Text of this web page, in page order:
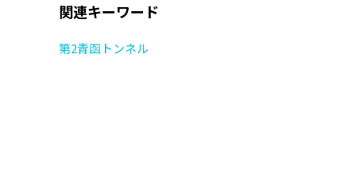
関連キーワード
第2青函トンネル